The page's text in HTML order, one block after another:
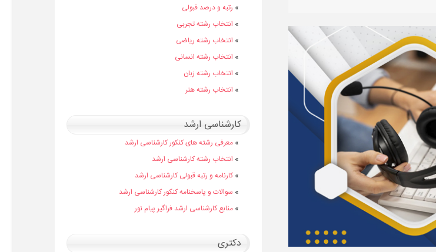
» رتبه و درصد قبولی
» انتخاب رشته تجربی
» انتخاب رشته ریاضی
» انتخاب رشته انسانی
» انتخاب رشته زبان
» انتخاب رشته هنر
کارشناسی ارشد
» معرفی رشته های کنکور کارشناسی ارشد
» انتخاب رشته کارشناسی ارشد
» کارنامه و رتبه قبولی کارشناسی ارشد
» سوالات و پاسخنامه کنکور کارشناسی ارشد
» منابع کارشناسی ارشد فراگیر پیام نور
دکتری